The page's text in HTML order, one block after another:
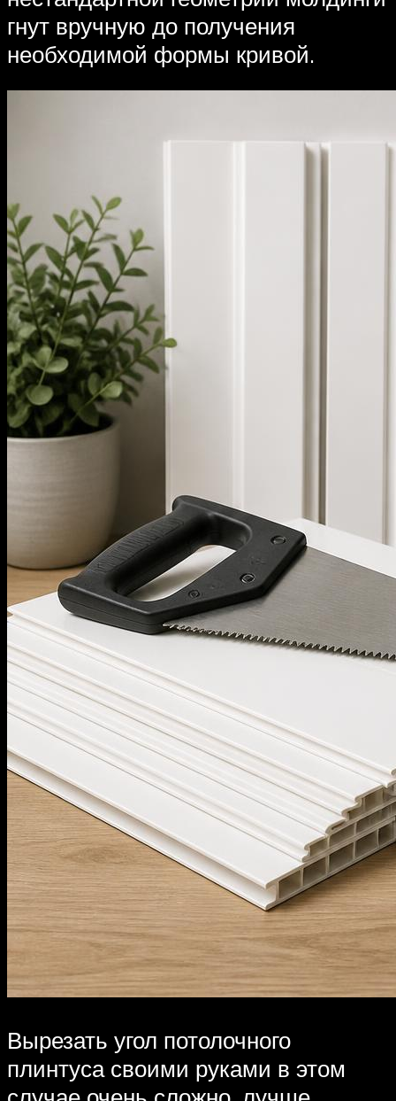
гнут вручную до получения
необходимой формы кривой.
Вырезать угол потолочного
плинтуса своими руками в этом